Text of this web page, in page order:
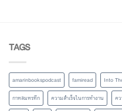
TAGS
amarinbookspodcast famiread Into
กาหลมหรทึก
ความสำเร็จในการทำงาน ค